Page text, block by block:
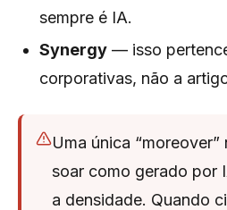
sempre é IA.
Synergy — isso
corporativas, não a
Uma única
soar como gerado por
a densidade. Quando